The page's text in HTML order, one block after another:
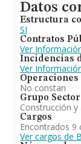
Datos
Estructura
SI
Contratos
Ver
Incidencias
Ver
No constan
Grupo Sector
Construcción
Cargos
Encontrados 9
Ver cargos de